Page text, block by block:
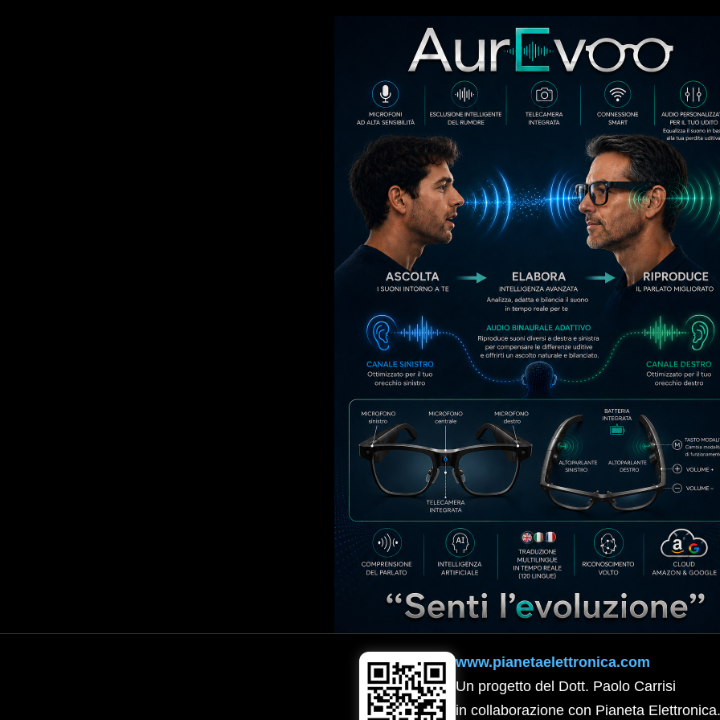
www.pianetaelettronica.com
Un progetto del Dott. Paolo Carrisi
in collaborazione con Pianeta Elettronica.